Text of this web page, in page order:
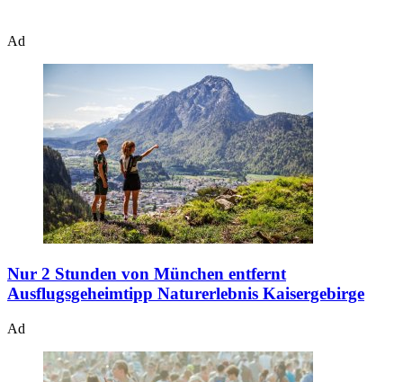
Ad
Nur 2 Stunden von München entfernt
Ausflugsgeheimtipp Naturerlebnis Kaisergebirge
Ad